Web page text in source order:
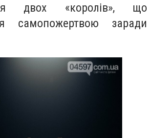
двох «королів», що
самопожертвою заради